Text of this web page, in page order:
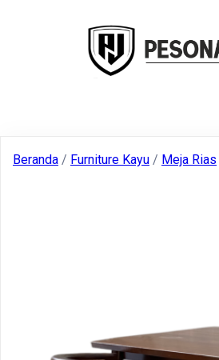
Beranda / Furniture Kayu / Meja Rias